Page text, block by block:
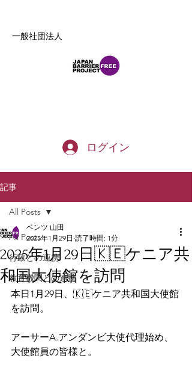
一般社団法人
ログイン
記事
All Posts
行政との連携
教育機関との連携
All Posts
2025年1月29日🇰🇪ケニア共
和国大使館を訪問
ベンツ 山田
2025年1月29日 読了時間: 1分
本日1月29日、🇰🇪ケニア共和国大使館
を訪問。
アーサーA.アンダンビ大使代理始め、
大使館員の皆様と。